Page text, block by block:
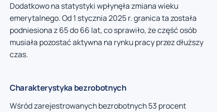
Dodatkowo na statystyki wpłynęła zmiana wieku
emerytalnego. Od 1 stycznia 2025 r. granica ta została
podniesiona z 65 do 66 lat, co sprawiło, że część osób
musiała pozostać aktywna na rynku pracy przez dłuższy
czas.
Charakterystyka bezrobotnych
Wśród zarejestrowanych bezrobotnych 53 procent